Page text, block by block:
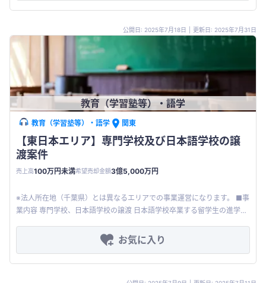
公開日: 2025年7月18日 更新日: 2025年7月31日
教育（学習塾等）・語学
教育（学習塾等）・語学 関東
【東日本エリア】専門学校及び日本語学校の譲
渡案件
売上高100万円未満希望売却金額3億5,000万円
※法人所在地（千葉県）とは異なるエリアでの事業運営になります。 ■事
業内容 専門学校、日本語学校の譲渡 日本語学校卒業する留学生の進学先
お気に入り